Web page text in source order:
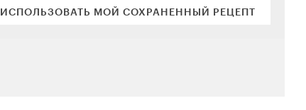
ИСПОЛЬЗОВАТЬ МОЙ СОХРАНЕННЫЙ РЕЦЕПТ